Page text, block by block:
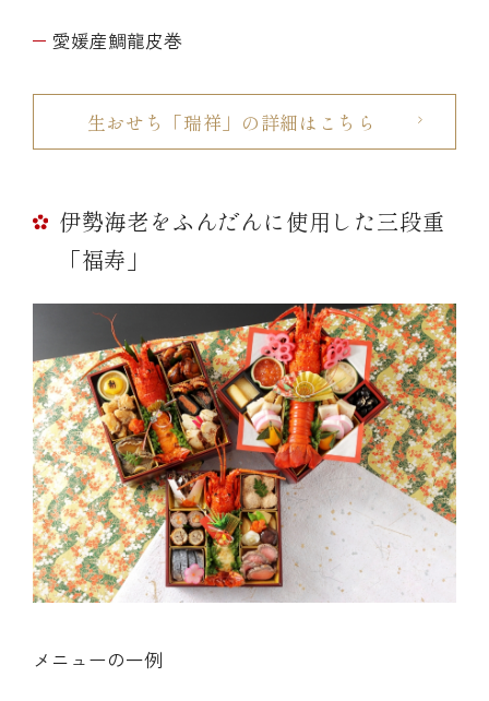
愛媛産鯛龍皮巻
生おせち「瑞祥」の詳細はこちら
伊勢海老をふんだんに使用した三段重
「福寿」
メニューの一例